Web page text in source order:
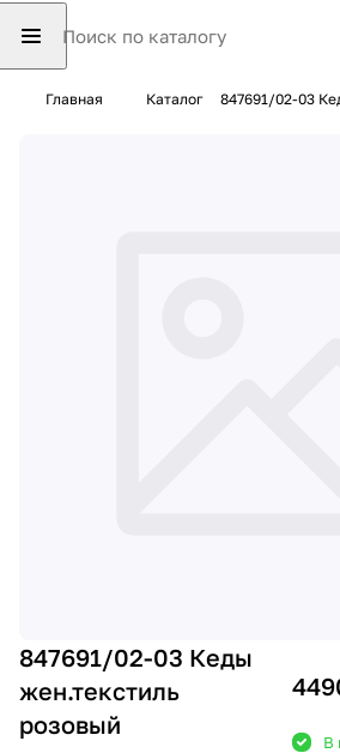
Главная Каталог 847691/02-03
847691/02-03 Кеды
жен.текстиль
розовый
В